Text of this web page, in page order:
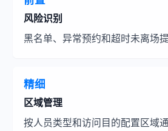
风险识别
黑名单、异常预约和超时未离场提
精细
区域管理
按人员类型和访问目的配置区域通